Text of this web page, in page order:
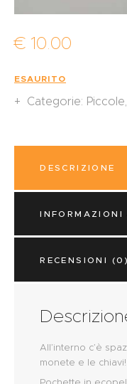
€ 10.00
ESAURITO
Categorie: Piccole
DESCRIZIONE
INFORMAZIONI
RECENSIONI (0)
All’interno c’è
monete e le chiavi!